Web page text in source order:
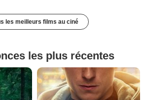
les meilleurs films au ciné
les plus récentes